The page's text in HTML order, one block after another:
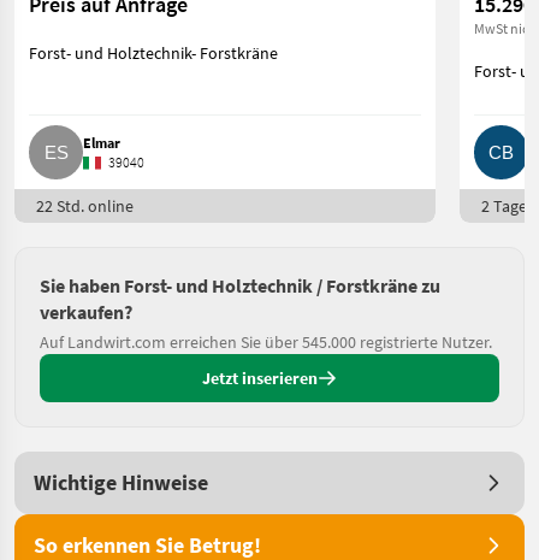
Forst- und Holztechnik- Forstkräne
Elmar
39040
22 Std. online
MwSt
Forst-
2 Tage
Sie haben Forst- und Holztechnik / Forstkräne zu
verkaufen?
Auf Landwirt.com erreichen Sie über 545.000 registrierte Nutzer.
Jetzt inserieren
Wichtige Hinweise
So erkennen Sie Betrug!